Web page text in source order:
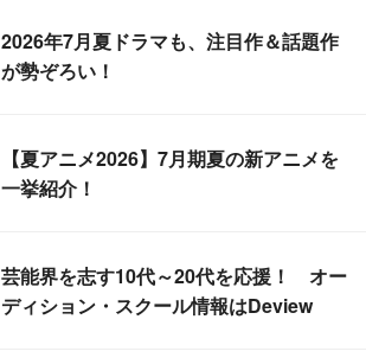
2026年7月夏ドラマも、注目作＆話題作
が勢ぞろい！
【夏アニメ2026】7月期夏の新アニメを
一挙紹介！
芸能界を志す10代～20代を応援！ オー
ディション・スクール情報はDeview